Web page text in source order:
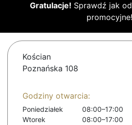
Gratulacje! Sprawdź jak
promocyjne!
Kościan
Poznańska 108
Godziny otwarcia:
Poniedziałek
08:00–17:00
Wtorek
08:00–17:00